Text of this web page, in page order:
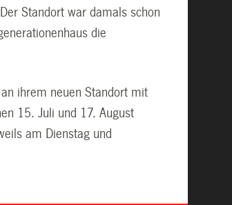
Standort war damals schon
die
ihrem neuen Standort mit
15. Juli und 17. August
am Dienstag und